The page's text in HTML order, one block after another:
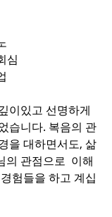
심
이있고 선명하게
습니다. 복음의 관
을 대하면서도, 삶
의 관점으로  이해
험들을 하고 계십